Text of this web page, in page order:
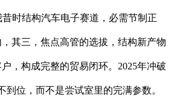
时结构汽车电子赛道，必需节制正
其三，焦点高管的选拔，结构新产物
，构成完整的贸易闭环。2025年冲破
到位，而不是尝试室里的完满参数。